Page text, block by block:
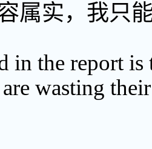
属实，我只
in the report is
wasting